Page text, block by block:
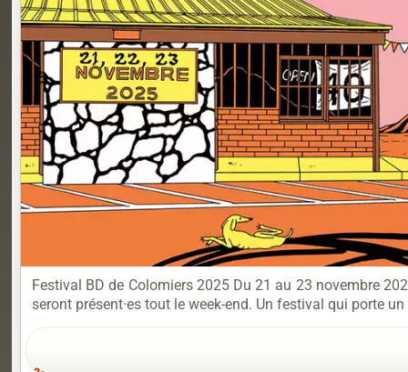
Festival BD de Colomiers 2025 Du 21 au 23 novembre
seront présent·es tout le week-end. Un festival qui porte